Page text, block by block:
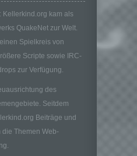
Kellerkind.org kam als
QuakeNet zur Welt.
Spielkreis von
Scripte sowie IRC-
zur Verfügung.
des
Seitdem
Beiträge und
Themen Web-
Daten nicht
oder identifizierbaren
zugewiesen werden.
oder für die Verarbeitung
für die Verarbeitung
Einrichtung
die allein oder
über die Zwecke
von
Mittel dieser